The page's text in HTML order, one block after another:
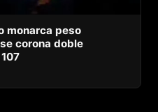
monarca peso
corona doble